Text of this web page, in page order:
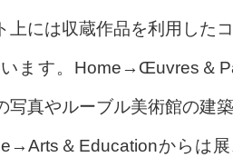
上には収蔵作品を利用した
ます。Home→Œuvres＆
写真やルーブル美術館の建
＆Educationからは